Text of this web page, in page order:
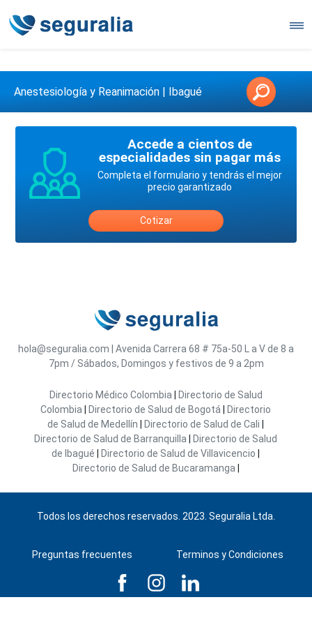
Contáctanos en 3147146006
Anestesiología y Reanimación | Ibagué
Accede a cientos de
especialidades sin pagar más
Completa el formulario y tendrás el mejor
precio garantizado
Cotizar
hola@seguralia.com Avenida Carrera 68 # 75a-50
L a V de 8 a
7pm / Sábados, Domingos y festivos de 9 a 2pm
Directorio Médico Colombia
Directorio de Salud
Colombia
Directorio de Salud de Bogotá
Directorio
de Salud de Medellín
Directorio de Salud de Cali
Directorio de Salud de Barranquilla
Directorio de Salud
de Ibagué
Directorio de Salud de Villavicencio
Directorio de Salud de Bucaramanga
Todos los derechos reservados. 2023. Seguralia Ltda.
Preguntas frecuentes Terminos y Condiciones